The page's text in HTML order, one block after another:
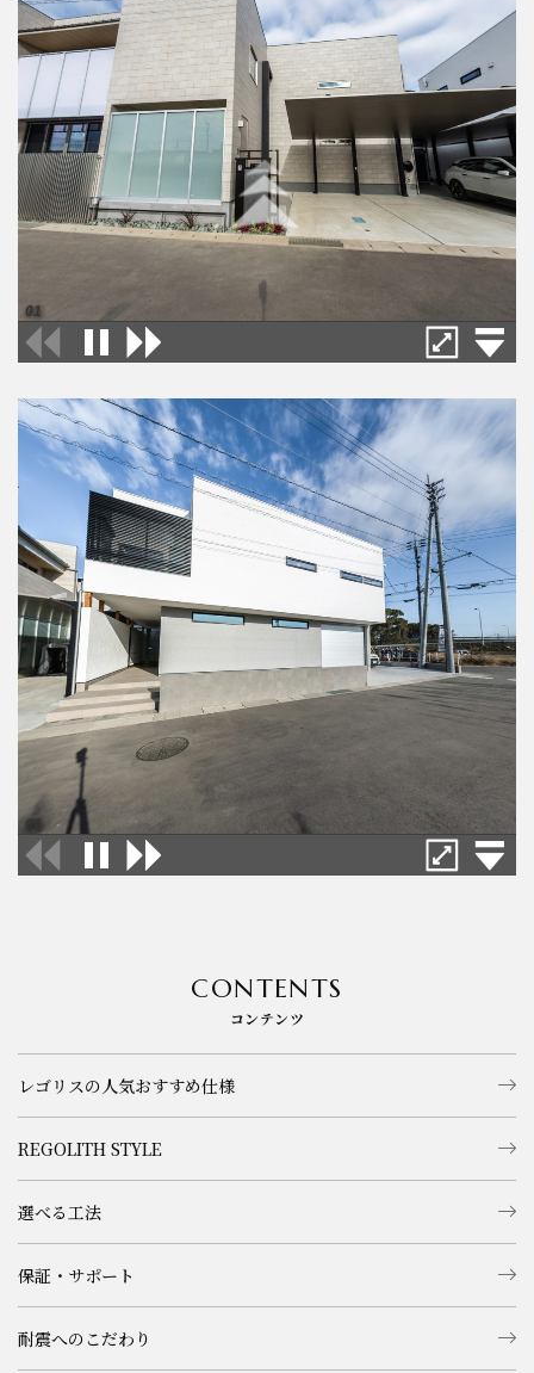
CONTENTS
コンテンツ
レゴリスの人気おすすめ仕様
REGOLITH STYLE
選べる工法
保証・サポート
耐震へのこだわり